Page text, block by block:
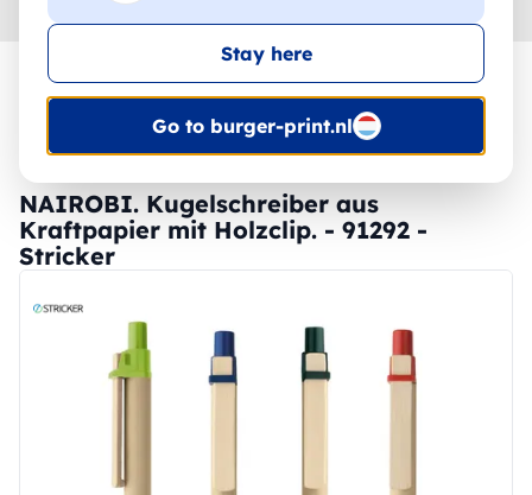
Stay here
Go to burger-print.nl
Home
🔥 -30 % DTF-Druck
NAIROBI. Kugelschreiber aus
Kraftpapier mit Holzclip. - 91292 -
Stricker